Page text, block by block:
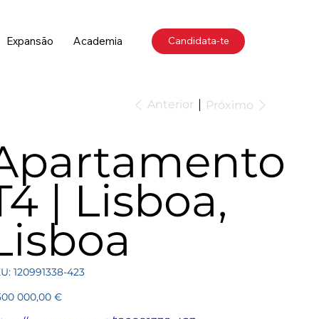
Expansão Academia Candidata-te
Anterior Próximo
| Lisboa,
SKU
120991338-
120991338-423
000,00 €